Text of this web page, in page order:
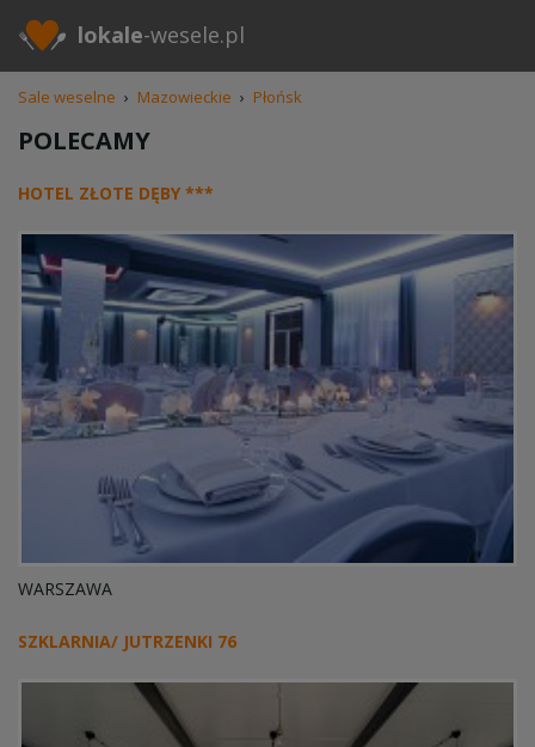
lokale-wesele.pl
Sale weselne › Mazowieckie › Płońsk
POLECAMY
HOTEL ZŁOTE DĘBY ***
WARSZAWA
SZKLARNIA/ JUTRZENKI 76